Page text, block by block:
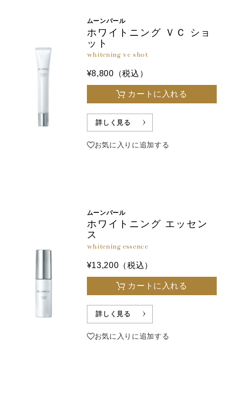
ムーンパール
ホワイトニング ＶＣ ショ
ット
whitening vc shot
¥8,800（税込）
カートに入れる
詳しく見る
お気に入りに追加する
ムーンパール
ホワイトニング エッセン
ス
whitening essence
¥13,200（税込）
カートに入れる
詳しく見る
お気に入りに追加する